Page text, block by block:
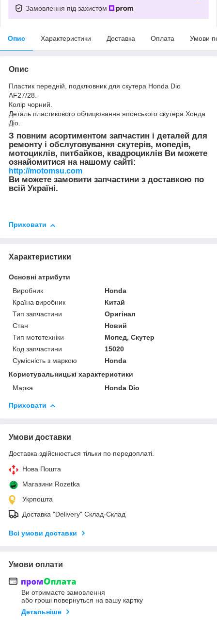
Замовлення під захистом
Опис Характеристики Доставка Оплата Умови
Опис
Пластик передній, подклювник для скутера Honda Dio
AF27/28.
Колір чорний.
Деталь пластикового облицювання японського скутера Хонда
Діо.
З повним асортиментом запчастин і деталей для
ремонту і обслуговування скутерів, мопедів,
мотоциклів, питбайков, квадроциклів Ви можете
ознайомитися на нашому сайті:
http://motomsu.com
Ви можете замовити запчастини з доставкою по
всій Україні.
Приховати
Характеристики
Основні атрибути
Виробник
Honda
Країна виробник
Китай
Тип запчастини
Оригінал
Стан
Новий
Тип мототехніки
Мопед, Скутер
Код запчастини
15020
Сумісність з маркою
Honda
Користувальницькі характеристики
Марка
Honda Dio
Приховати
Умови доставки
Доставка здійснюється тільки по передоплаті.
Нова Пошта
Магазини Rozetka
Укрпошта
Доставка "Delivery" Склад-Склад
Всі умови доставки
Умови оплати
Ви отримаєте замовлення
або гроші повернуться на вашу картку
Детальніше